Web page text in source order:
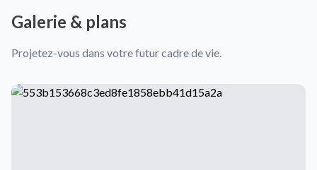
Galerie & plans
Projetez-vous dans votre futur cadre de vie.